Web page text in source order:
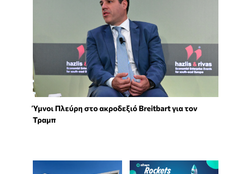
Ύμνοι Πλεύρη στο ακροδεξιό Breitbart για τον
Τραμπ